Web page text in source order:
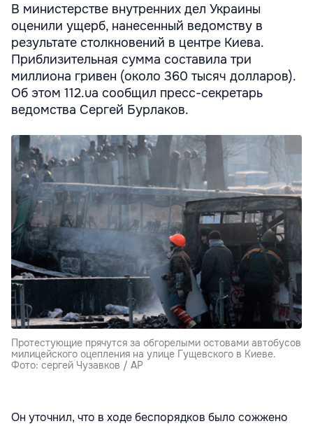
В министерстве внутренних дел Украины
оценили ущерб, нанесенный ведомству в
результате столкновений в центре Киева.
Приблизительная сумма составила три
миллиона гривен (около 360 тысяч долларов).
Об этом 112.ua сообщил пресс-секретарь
ведомства Сергей Бурлаков.
Протестующие прячутся за обгорелыми остовами автобусов
милицейского оцепления на улице Гущевского в Киеве.
Фото: сергей Чузавков / AP
Он уточнил, что в ходе беспорядков было сожжено